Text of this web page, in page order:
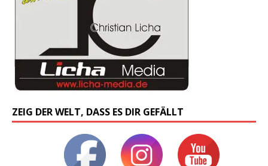
ZEIG DER WELT, DASS ES DIR GEFÄLLT